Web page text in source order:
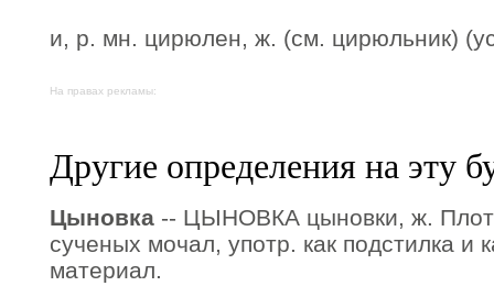
и, р. мн. цирюлен, ж. (см. цирюльник)
На правах рекламы:
Другие определения на эту
Цыновка -- ЦЫНОВКА цыновки, ж.
сученых мочал, употр. как подстилка и
материал.